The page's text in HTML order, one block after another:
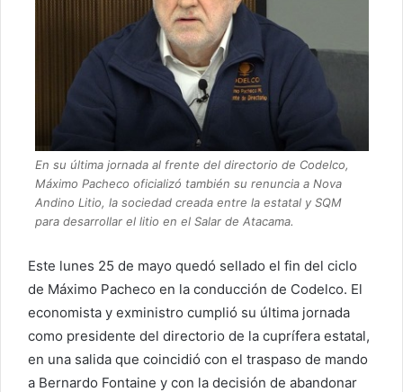
En su última jornada al frente del directorio de Codelco,
Máximo Pacheco oficializó también su renuncia a Nova
Andino Litio, la sociedad creada entre la estatal y SQM
para desarrollar el litio en el Salar de Atacama.
Este lunes 25 de mayo quedó sellado el fin del ciclo
de Máximo Pacheco en la conducción de Codelco. El
economista y exministro cumplió su última jornada
como presidente del directorio de la cuprífera estatal,
en una salida que coincidió con el traspaso de mando
a Bernardo Fontaine y con la decisión de abandonar